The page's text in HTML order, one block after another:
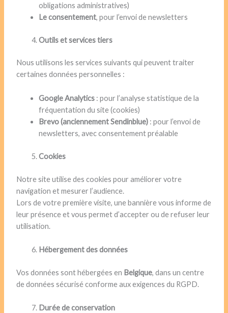
obligations administratives)
Le consentement, pour l’envoi de newsletters
Outils et services tiers
Nous utilisons les services suivants qui peuvent traiter
certaines données personnelles :
Google Analytics : pour l’analyse statistique de la
fréquentation du site (cookies)
Brevo (anciennement Sendinblue) : pour l’envoi de
newsletters, avec consentement préalable
Cookies
Notre site utilise des cookies pour améliorer votre
navigation et mesurer l’audience.
Lors de votre première visite, une bannière vous informe de
leur présence et vous permet d’accepter ou de refuser leur
utilisation.
Hébergement des données
Vos données sont hébergées en Belgique, dans un centre
de données sécurisé conforme aux exigences du RGPD.
Durée de conservation